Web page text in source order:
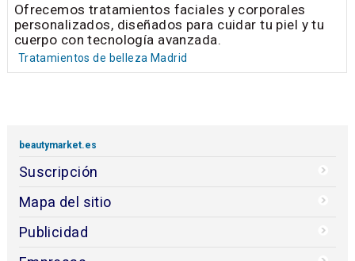
Ofrecemos tratamientos faciales y corporales
personalizados, diseñados para cuidar tu piel y tu
cuerpo con tecnología avanzada.
Tratamientos de belleza Madrid
beautymarket.es
Suscripción
Mapa del sitio
Publicidad